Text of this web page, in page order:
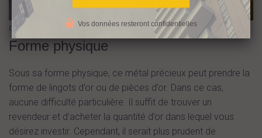
or et argent les revenus autrement
Forme physique
Sous sa forme physique, ce métal précieux peut prendre la
forme de lingots d’or ou de pièces d’or. Dans ce cas,
aucune difficulté particulière. Il suffit de trouver un
revendeur et d’acheter la quantité d’or dans lequel vous
désirez investir. Cependant, il serait plus prudent de
Vos données resteront confidentielles